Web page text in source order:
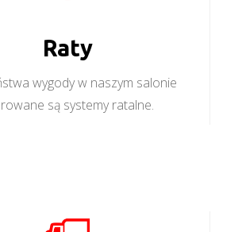
Raty
wygody w naszym salonie
są systemy ratalne.